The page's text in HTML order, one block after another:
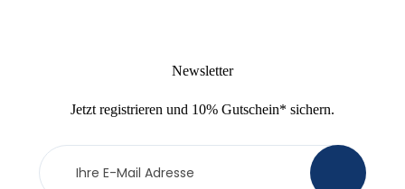
Newsletter
Jetzt registrieren und 10% Gutschein* sichern.
Newsletter
Anmeldung